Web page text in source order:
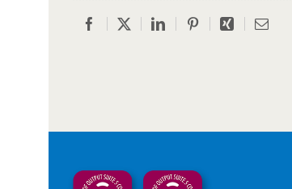
Facebook
TwitterLinkedInPinterestXing